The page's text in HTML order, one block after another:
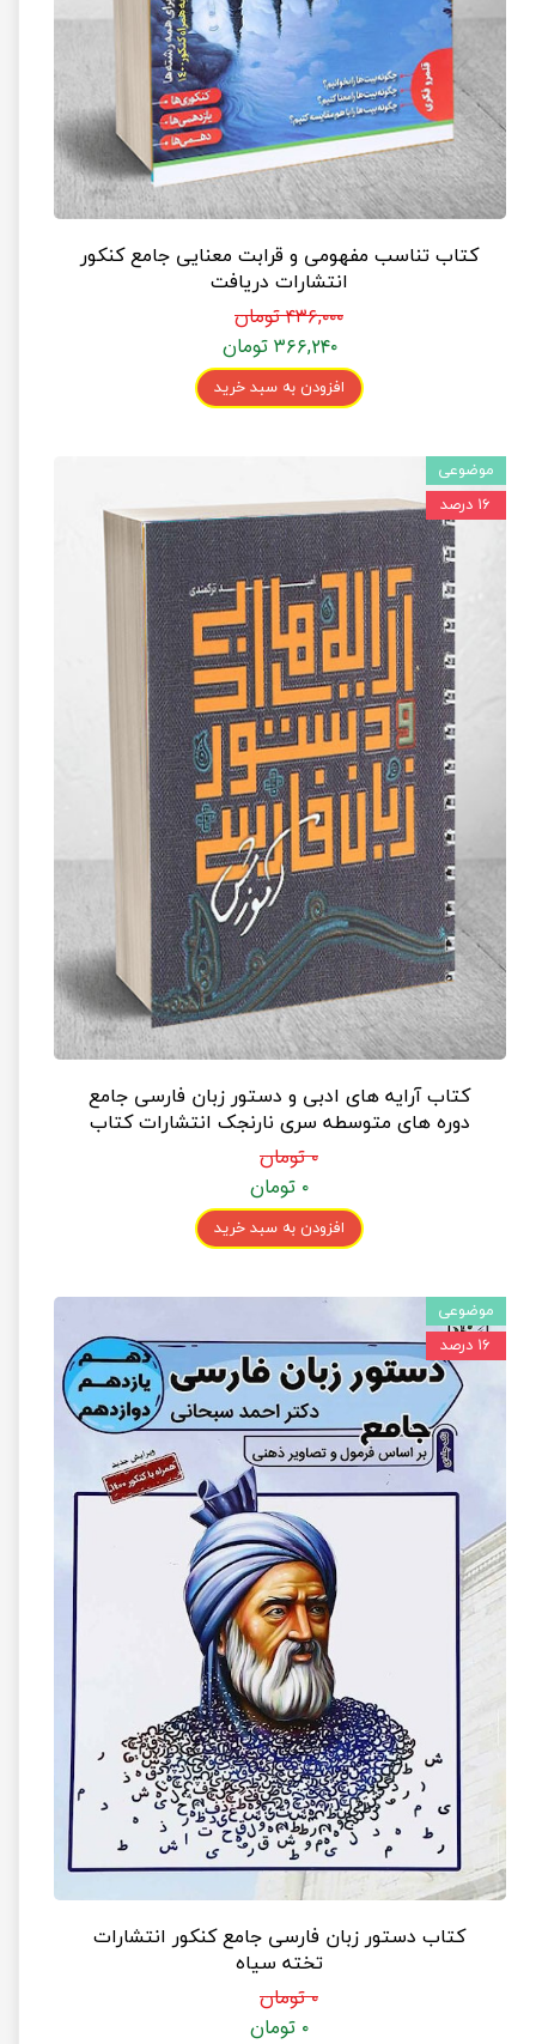
کتاب تناسب مفهومی و قرابت معنایی جامع کنکور
انتشارات دریافت
۴۳۶,۰۰۰ تومان
۳۶۶,۲۴۰ تومان
افزودن به سبد خرید
کتاب آرایه های ادبی و دستور زبان فارسی جامع
دوره های متوسطه سری نارنجک انتشارات کتاب
نارنجی ۰ تومان
۰ تومان
افزودن به سبد خرید
موضوعی
۱۶ درصد
کتاب دستور زبان فارسی جامع کنکور انتشارات
تخته سیاه
۰ تومان
۰ تومان
موضوعی
۱۶ درصد